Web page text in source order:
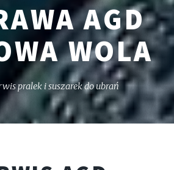
AGD
WOLA
pralek i suszarek do ubrań